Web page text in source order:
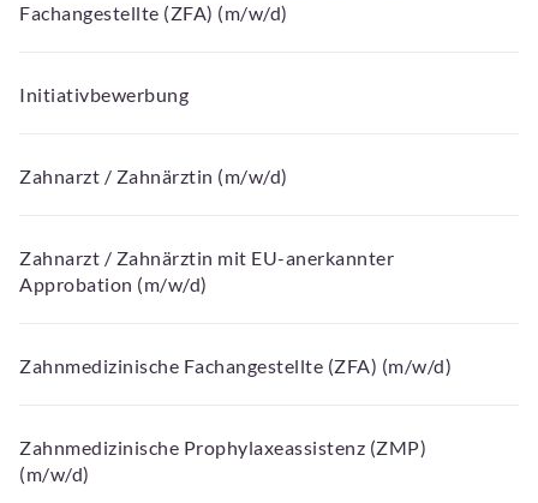
Fachangestellte (ZFA) (m/w/d)
Initiativbewerbung
Zahnarzt / Zahnärztin (m/w/d)
Zahnarzt / Zahnärztin mit EU-anerkannter
Approbation (m/w/d)
Zahnmedizinische Fachangestellte (ZFA) (m/w/d)
Zahnmedizinische Prophylaxeassistenz (ZMP)
(m/w/d)